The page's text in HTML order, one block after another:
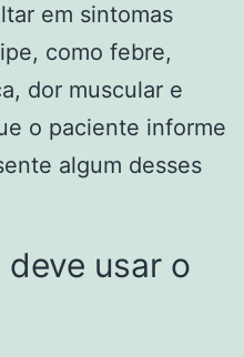
em sintomas
como febre,
dor muscular e
o paciente informe
algum desses
usar o